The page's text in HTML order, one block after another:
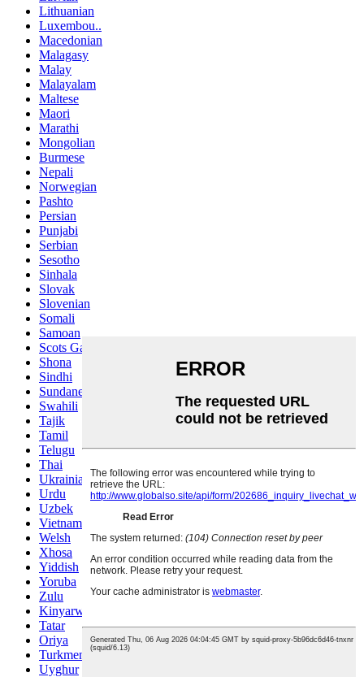
Lithuanian
Luxembou..
Macedonian
Malagasy
Malay
Malayalam
Maltese
Maori
Marathi
Mongolian
Burmese
Nepali
Norwegian
Pashto
Persian
Punjabi
Serbian
Sesotho
Sinhala
Slovak
Slovenian
Somali
Samoan
Scots Gaelic
Shona
Sindhi
Sundanese
Swahili
Tajik
Tamil
Telugu
Thai
Ukrainian
Urdu
Uzbek
Vietnamese
Welsh
Xhosa
Yiddish
Yoruba
Zulu
Kinyarwanda
Tatar
Oriya
Turkmen
Uyghur